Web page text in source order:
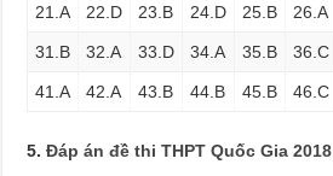
21.A 22.D 23.B 24.D 25.B 26.A
31.B 32.A 33.D 34.A 35.B 36.C
41.A 42.A 43.B 44.B 45.B 46.C
5.Đáp án đề thi THPT Quốc Gia